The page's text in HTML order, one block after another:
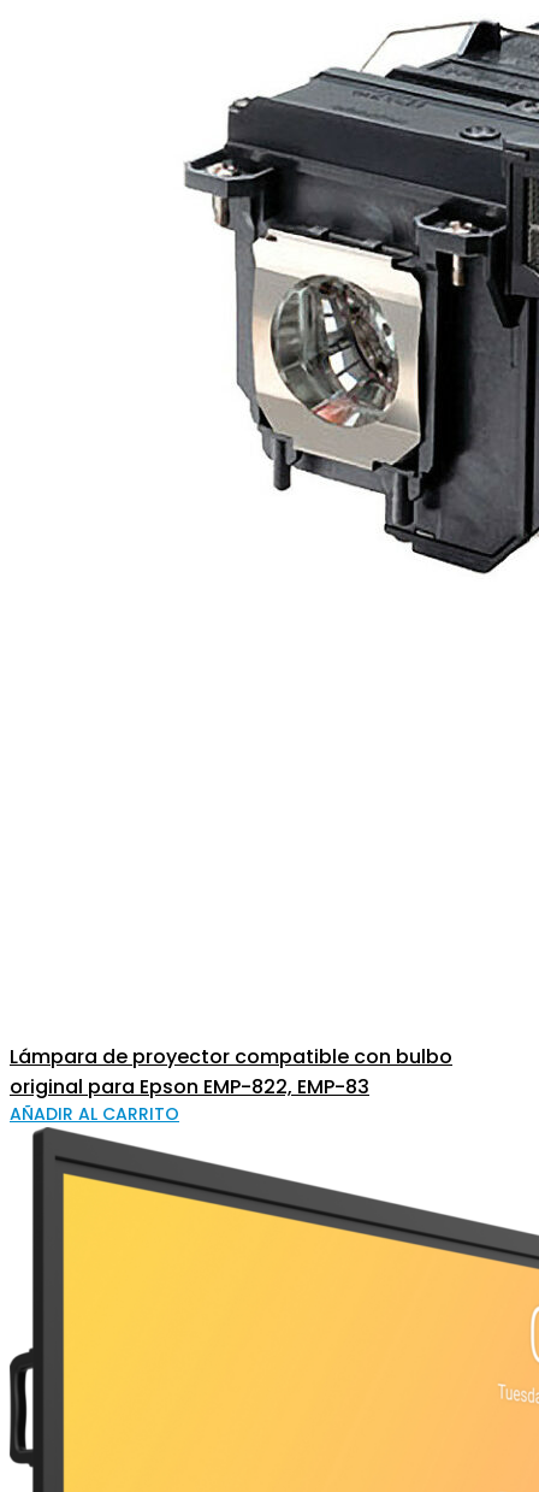
Lámpara de proyector compatible con bulbo
original para Epson EMP-822, EMP-83
AÑADIR AL CARRITO